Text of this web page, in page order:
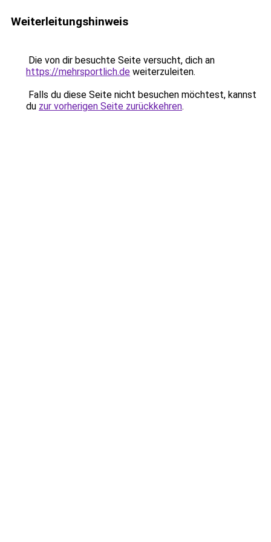
Weiterleitungshinweis
Die von dir besuchte Seite versucht, dich an
https://mehrsportlich.de weiterzuleiten.
Falls du diese Seite nicht besuchen möchtest, kannst
du zur vorherigen Seite zurückkehren.